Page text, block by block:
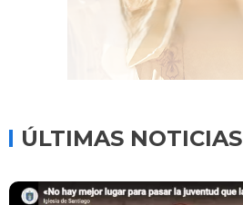
ÚLTIMAS NOTICIAS